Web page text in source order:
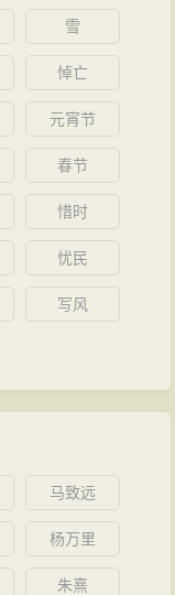
雪
悼亡
元宵节
春节
惜时
忧民
写风
马致远
杨万里
朱熹